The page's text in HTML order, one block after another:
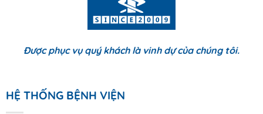
Được phục vụ quý khách là vinh dự của chúng tôi.
HỆ THỐNG BỆNH VIỆN